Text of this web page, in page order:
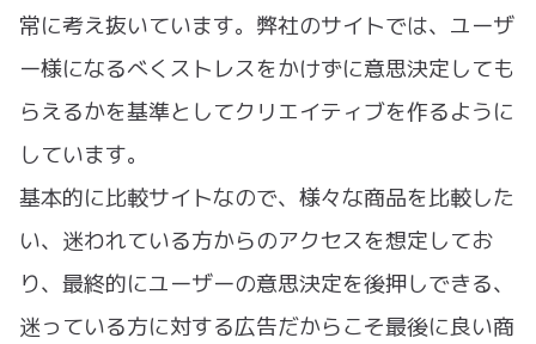
常に考え抜いています。弊社のサイトでは、ユーザ
ー様になるべくストレスをかけずに意思決定しても
らえるかを基準としてクリエイティブを作るように
しています。
基本的に比較サイトなので、様々な商品を比較した
い、迷われている方からのアクセスを想定してお
り、最終的にユーザーの意思決定を後押しできる、
迷っている方に対する広告だからこそ最後に良い商